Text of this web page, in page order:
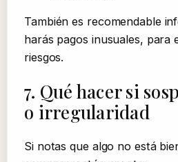
También es recomendable
harás pagos inusuales, para
riesgos.
7. Qué hacer si
o irregularidad
Si notas que algo no está